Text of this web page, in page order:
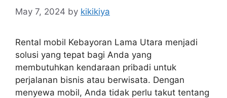
May 7, 2024 by kikikiya
Rental mobil Kebayoran Lama Utara menjadi
solusi yang tepat bagi Anda yang
membutuhkan kendaraan pribadi untuk
perjalanan bisnis atau berwisata. Dengan
menyewa mobil, Anda tidak perlu takut tentang